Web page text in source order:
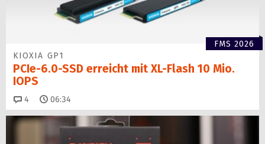
FMS 2026
KIOXIA GP1
PCIe-6.0-SSD erreicht mit XL-Flash 10 Mio.
IOPS
4 Kommentare
06:34